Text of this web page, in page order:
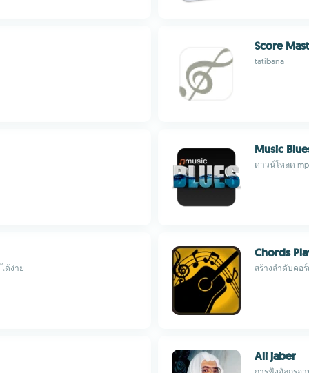
Score
tatibana
Music
ดาวน์โหลด
ด้ง่าย
Chords
สร้างลำดับคอ
Ali jaber